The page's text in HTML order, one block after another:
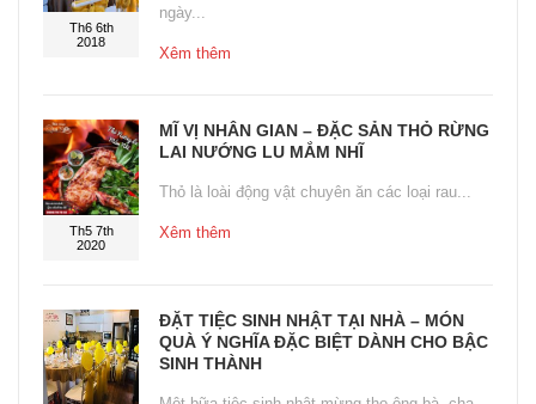
Th6 6th
2018
ngày...
Xêm thêm
Th5 7th
2020
MĨ VỊ NHÂN GIAN – ĐẶC SẢN THỎ RỪNG
LAI NƯỚNG LU MẮM NHĨ
Thỏ là loài động vật chuyên ăn các loại rau...
Xêm thêm
ĐẶT TIỆC SINH NHẬT TẠI NHÀ – MÓN
QUÀ Ý NGHĨA ĐẶC BIỆT DÀNH CHO BẬC
SINH THÀNH